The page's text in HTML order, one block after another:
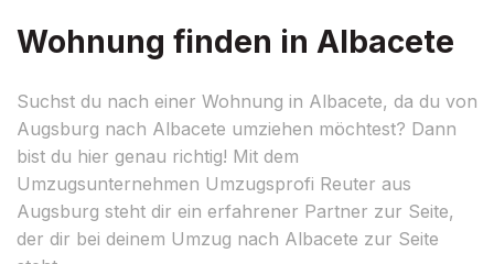
Wohnung finden in Albacete
Suchst du nach einer Wohnung in Albacete, da du von
Augsburg nach Albacete umziehen möchtest? Dann
bist du hier genau richtig! Mit dem
Umzugsunternehmen Umzugsprofi Reuter aus
Augsburg steht dir ein erfahrener Partner zur Seite,
der dir bei deinem Umzug nach Albacete zur Seite